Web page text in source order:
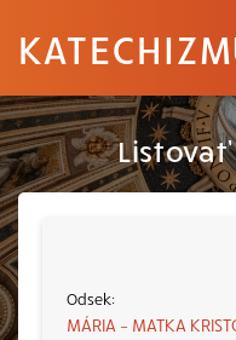
Listovať
MÁRIA – MATKA